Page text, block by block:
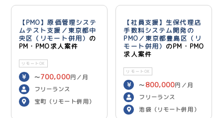
【PMO】原価管理システ
ムテスト支援／東京都中
央区（リモート併用） の
PM・PMO求人案件
リモートOK
〜700,000円／月
フリーランス
宝町（リモート併用）
【社員支援】生保代理店
手数料システム開発の
PMO／東京都豊島区（リ
モート併用） のPM・PMO
求人案件
リモートOK
〜 800,000円／月
フリーランス
池袋（リモート併用）